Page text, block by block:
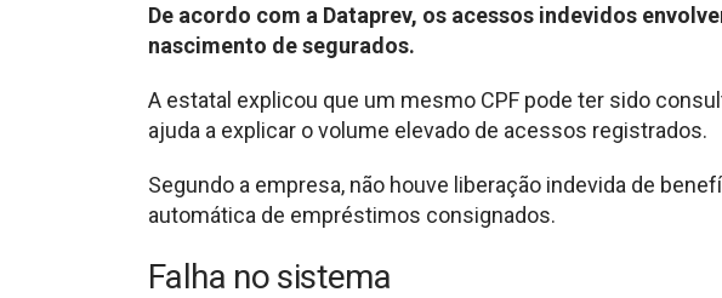
De acordo com a Dataprev, os acessos indevidos
nascimento de segurados.
A estatal explicou que um mesmo CPF pode ter sido
ajuda a explicar o volume elevado de acessos registrados.
Segundo a empresa, não houve liberação indevida de
automática de empréstimos consignados.
Falha no sistema